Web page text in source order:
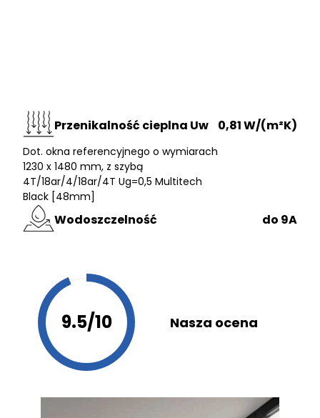
Przenikalność cieplna Uw
Dot. okna referencyjnego o wymiarach
1230 x 1480 mm, z szybą
4T/18ar/4/18ar/4T Ug=0,5 Multitech
Black [48mm]
0,81 W/(m²K)
Wodoszczelność do 9A
9.5/10 Nasza ocena